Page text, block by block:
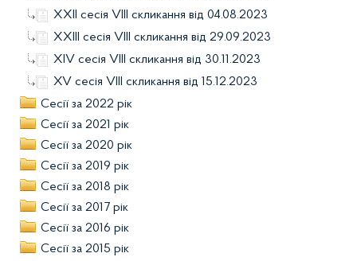
XXII сесія VIIІ скликання від 04.08.2023
XXIII сесія VIIІ скликання від 29.09.2023
XIV сесія VIIІ скликання від 30.11.2023
XV сесія VIIІ скликання від 15.12.2023
Сесії за 2022 рік
Сесії за 2021 рік
Сесії за 2020 рік
Сесії за 2019 рік
Сесії за 2018 рік
Сесії за 2017 рік
Сесії за 2016 рік
Сесії за 2015 рік